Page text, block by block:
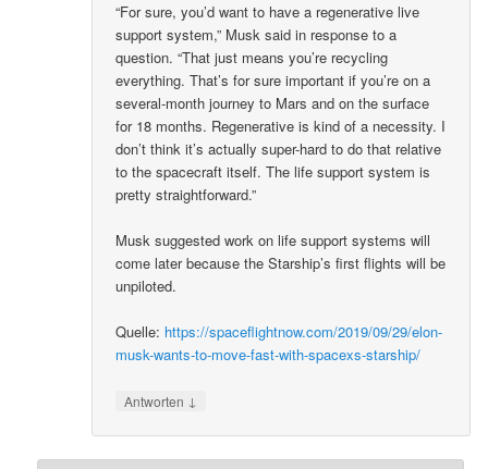
“For sure, you’d want to have a regenerative live
support system,” Musk said in response to a
question. “That just means you’re recycling
everything. That’s for sure important if you’re on a
several-month journey to Mars and on the surface
for 18 months. Regenerative is kind of a necessity. I
don’t think it’s actually super-hard to do that relative
to the spacecraft itself. The life support system is
pretty straightforward.”
Musk suggested work on life support systems will
come later because the Starship’s first flights will be
unpiloted.
Quelle: https://spaceflightnow.com/2019/09/29/elon-
musk-wants-to-move-fast-with-spacexs-starship/
Antworten ↓